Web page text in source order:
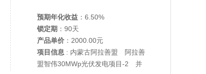
预期年化收益 ：6.50%
锁定期 ：90天
产品单价 ：2000.00元
项目信息 : 内蒙古阿拉善盟 阿拉善
盟智伟30MWp光伏发电项目-2 并
美柚27号于2686天前,以1995.00元单价成交